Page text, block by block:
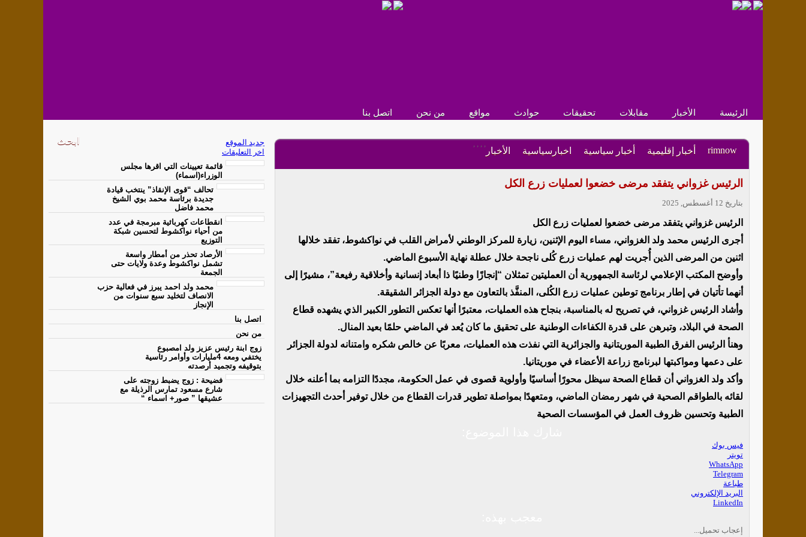
الرئيسة الأخبار مقابلات تحقيقات حوادث مواقع من نحن اتصل بنا
rimnow
,
أخبار إقليمية
,
أخبار سياسية
,
اخبارسياسية
,
الأخبار
الرئيس غزواني يتفقد مرضى خضعوا لعمليات زرع الكل
بتاريخ 12 أغسطس, 2025
الرئيس غزواني يتفقد مرضى خضعوا لعمليات زرع الكل
أجرى الرئيس محمد ولد الغزواني، مساء اليوم الإثنين، زيارة للمركز الوطني لأمراض القلب في نواكشوط، تفقد خلالها
اثنين من المرضى الذين أُجريت لهم عمليات زرع كُلى ناجحة خلال عطلة نهاية الأسبوع الماضي.
وأوضح المكتب الإعلامي لرئاسة الجمهورية أن العمليتين تمثلان “إنجازًا وطنيًا ذا أبعاد إنسانية وأخلاقية رفيعة”، مشيرًا إلى
أنهما تأتيان في إطار برنامج توطين عمليات زرع الكُلى، المنفَّذ بالتعاون مع دولة الجزائر الشقيقة.
وأشاد الرئيس غزواني، في تصريح له بالمناسبة، بنجاح هذه العمليات، معتبرًا أنها تعكس التطور الكبير الذي يشهده قطاع
الصحة في البلاد، وتبرهن على قدرة الكفاءات الوطنية على تحقيق ما كان يُعد في الماضي حلمًا بعيد المنال.
وهنأ الرئيس الفرق الطبية الموريتانية والجزائرية التي نفذت هذه العمليات، معربًا عن خالص شكره وامتنانه لدولة الجزائر
على دعمها ومواكبتها لبرنامج زراعة الأعضاء في موريتانيا.
وأكد ولد الغزواني أن قطاع الصحة سيظل محورًا أساسيًا وأولوية قصوى في عمل الحكومة، مجددًا التزامه بما أعلنه خلال
لقائه بالطواقم الصحية في شهر رمضان الماضي، ومتعهدًا بمواصلة تطوير قدرات القطاع من خلال توفير أحدث التجهيزات
الطبية وتحسين ظروف العمل في المؤسسات الصحية
فيس بوك
تويتر
WhatsApp
Telegram
طباعة
البريد الإلكتروني
LinkedIn
إعجاب تحميل...
جديد الموقع
اخر التعليقات
قائمة تعيينات التي اقرها مجلس
الوزراء(اسماء)
تحالف “قوى الإنقاذ” ينتخب قيادة
جديدة برئاسة محمد بوي الشيخ
محمد فاضل
انقطاعات كهربائية مبرمجة في عدد
من أحياء نواكشوط لتحسين شبكة
التوزيع
الأرصاد تحذر من أمطار واسعة
تشمل نواكشوط وعدة ولايات حتى
الجمعة
محمد ولد احمد يبرز في فعالية حزب
الانصاف لتخليد سبع سنوات من
الإنجاز
اتصل بنا
من نحن
زوج ابنة رئيس عزيز ولد امصبوع
يختفي ومعه 4مليارات وأوامر رئاسية
بتوقيفه وتجميد أرصدته
فضيحة : زوج يضبط زوجته على
شارع مسعود تمارس الرذيلة مع
عشيقها ” صور+ اسماء “